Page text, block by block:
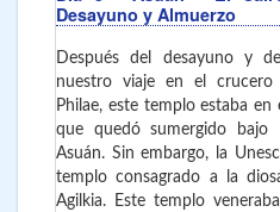
Desayuno y Almuerzo
Después del desayuno y
nuestro viaje en el
Philae, este templo estaba
que quedó sumergido
Asuán. Sin embargo, la
templo consagrado a la
Agilkia. Este templo